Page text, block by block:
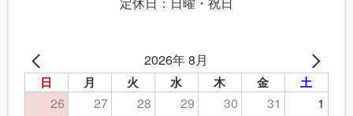
2026年 8月
日 月 火 水 木 金 土
26 27 28 29 30 31
1